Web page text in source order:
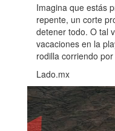
Imagina que estás
repente, un corte
detener todo. O tal
vacaciones en la
rodilla corriendo
Lado.mx